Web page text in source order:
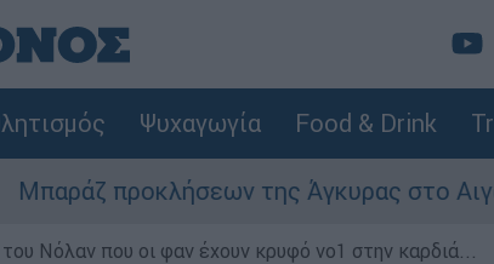
Ψυχαγωγία Food & Drink
της Άγκυρας στο Αιγαίο:
Νόλαν που οι φαν έχουν κρυφό νο1 στην καρδιά...